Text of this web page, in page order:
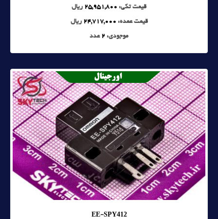
قیمت تکی: 25,951,800 ریال
قیمت عمده: 24,717,000 ریال
موجودی: 2 عدد
EE-SPY412